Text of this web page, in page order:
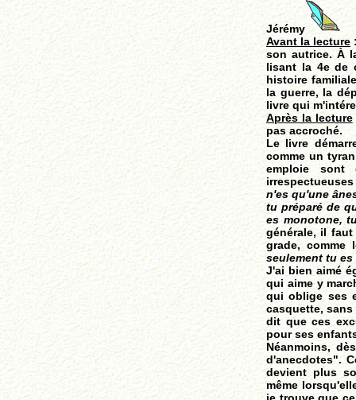
Jérémy
Avant la lecture
son autrice. À
lisant la 4e de
histoire
la guerre, la
livre qui
Après la lecture
pas accroché.
Le livre
comme un
emploie sont
n'es qu'une
tu préparé de
es monotone,
générale, il
grade,
seulement tu
J'ai bien aimé
qui aime y
qui oblige ses
casquette,
dit que ces
pour ses
Néanmoins,
d'anecdotes".
devient plus
même